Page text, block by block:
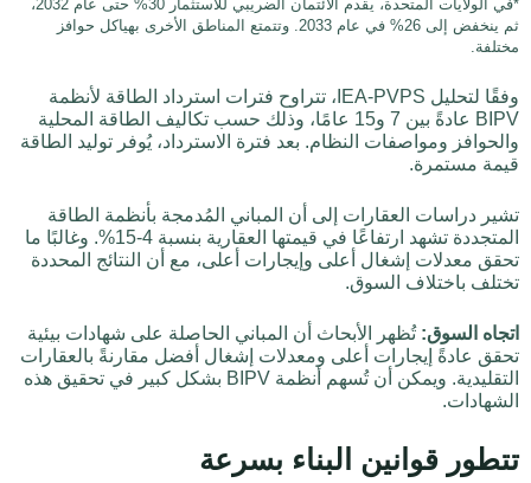
*في الولايات المتحدة، يقدم الائتمان الضريبي للاستثمار 30% حتى عام 2032،
ثم ينخفض إلى 26% في عام 2033. وتتمتع المناطق الأخرى بهياكل حوافز
مختلفة.
وفقًا لتحليل IEA-PVPS، تتراوح فترات استرداد الطاقة لأنظمة
BIPV عادةً بين 7 و15 عامًا، وذلك حسب تكاليف الطاقة المحلية
والحوافز ومواصفات النظام. بعد فترة الاسترداد، يُوفر توليد الطاقة
قيمة مستمرة.
تشير دراسات العقارات إلى أن المباني المُدمجة بأنظمة الطاقة
المتجددة تشهد ارتفاعًا في قيمتها العقارية بنسبة 4-15%. وغالبًا ما
تحقق معدلات إشغال أعلى وإيجارات أعلى، مع أن النتائج المحددة
تختلف باختلاف السوق.
اتجاه السوق: تُظهر الأبحاث أن المباني الحاصلة على شهادات بيئية
تحقق عادةً إيجارات أعلى ومعدلات إشغال أفضل مقارنةً بالعقارات
التقليدية. ويمكن أن تُسهم أنظمة BIPV بشكل كبير في تحقيق هذه
الشهادات.
تتطور قوانين البناء بسرعة